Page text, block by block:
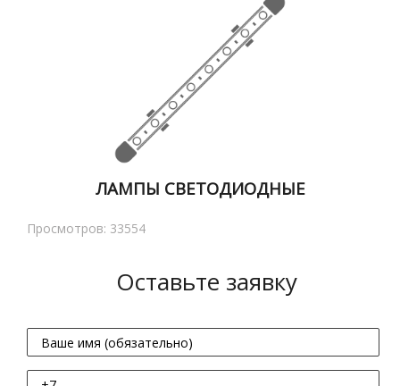
ЛАМПЫ СВЕТОДИОДНЫЕ
Просмотров: 33554
Оставьте заявку